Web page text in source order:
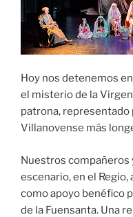
Hoy nos detenemos
el misterio de la
patrona,
Villanovense más
Nuestros compañeros
escenario, en el Regio,
como apoyo benéfico
de la Fuensanta. Una